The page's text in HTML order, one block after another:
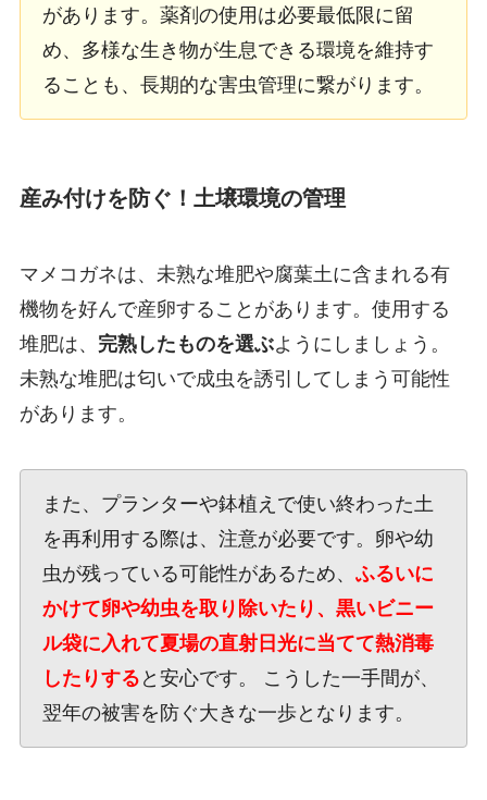
があります。薬剤の使用は必要最低限に留
め、多様な生き物が生息できる環境を維持す
ることも、長期的な害虫管理に繋がります。
産み付けを防ぐ！土壌環境の管理
マメコガネは、未熟な堆肥や腐葉土に含まれる有
機物を好んで産卵することがあります。使用する
堆肥は、 完熟したものを選ぶようにしましょう。
未熟な堆肥は匂いで成虫を誘引してしまう可能性
があります。
また、プランターや鉢植えで使い終わった土
を再利用する際は、注意が必要です。卵や幼
虫が残っている可能性があるため、 ふるいに
かけて卵や幼虫を取り除いたり、黒いビニー
ル袋に入れて夏場の直射日光に当てて熱消毒
したりする と安心です。 こうした一手間が、
翌年の被害を防ぐ大きな一歩となります。